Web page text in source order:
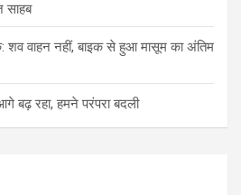
साहब
शव वाहन नहीं, बाइक से हुआ मासूम का अंतिम
बढ़ रहा, हमने परंपरा बदली